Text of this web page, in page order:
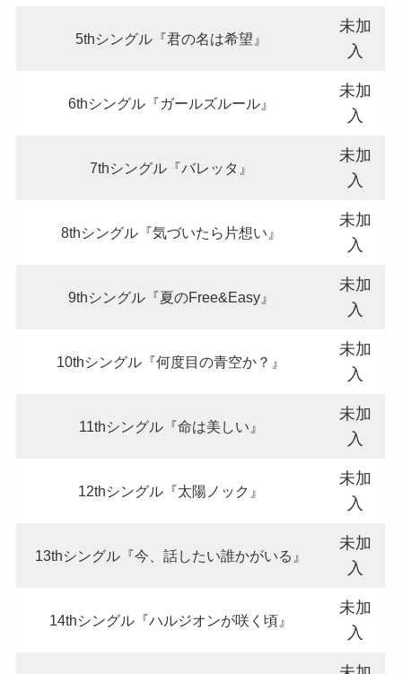
5thシングル『君の名は希望』
未加
入
6thシングル『ガールズルール』
未加
入
7thシングル『バレッタ』
未加
入
8thシングル『気づいたら片想い』
未加
入
9thシングル『夏のFree&Easy』
未加
入
10thシングル『何度目の青空か？』
未加
入
11thシングル『命は美しい』
未加
入
12thシングル『太陽ノック』
未加
入
13thシングル『今、話したい誰かがいる』
未加
入
14thシングル『ハルジオンが咲く頃』
未加
入